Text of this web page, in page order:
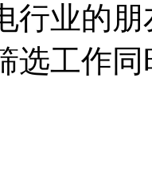
行业的
选工作